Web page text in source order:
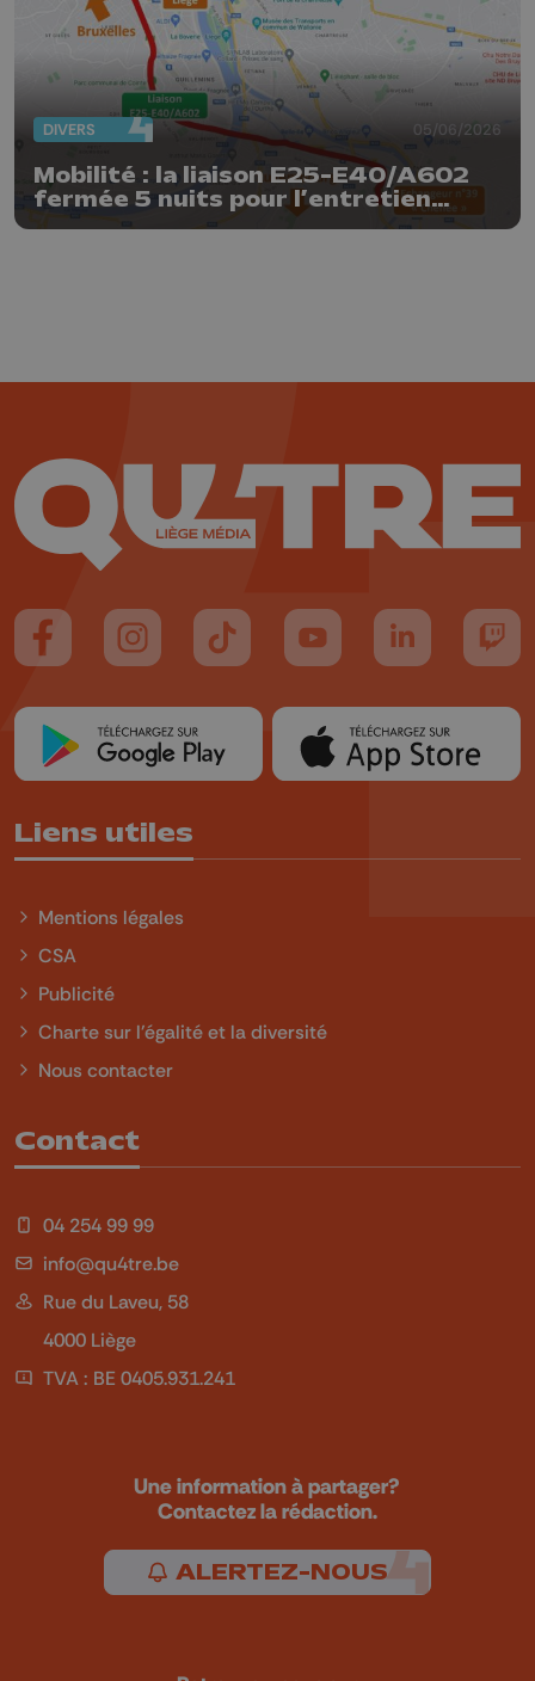
DIVERS 05/06/2026
Mobilité : la liaison E25-E40/A602
fermée 5 nuits pour l’entretien
trimestriel
Suivez-nous sur FaceBook
Suivez-nous sur Instagram
Suivez-nous sur TikTok
Suivez-nous sur YouTube
Suivez-nous
Liens utiles
Mentions légales
CSA
Publicité
Charte sur l'égalité et la diversité
Nous contacter
Contact
04 254 99 99
info@qu4tre.be
Rue du Laveu, 58
4000 Liège
TVA : BE 0405.931.241
Une information à partager?
Contactez la rédaction.
ALERTEZ-NOUS